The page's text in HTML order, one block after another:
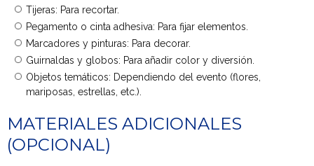
Tijeras: Para recortar.
Pegamento o cinta adhesiva: Para fijar elementos.
Marcadores y pinturas: Para decorar.
Guirnaldas y globos: Para añadir color y diversión.
Objetos temáticos: Dependiendo del evento (flores,
mariposas, estrellas, etc.).
MATERIALES ADICIONALES
(OPCIONAL)